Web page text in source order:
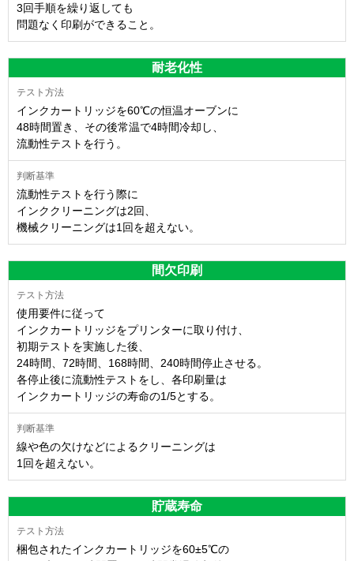
3回手順を繰り返しても
問題なく印刷ができること。
耐老化性
インクカートリッジを60℃の恒温オーブンに
48時間置き、その後常温で4時間冷却し、
流動性テストを行う。
流動性テストを行う際に
インククリーニングは2回、
機械クリーニングは1回を超えない。
間欠印刷
使用要件に従って
インクカートリッジをプリンターに取り付け、
初期テストを実施した後、
24時間、72時間、168時間、240時間停止させる。
各停止後に流動性テストをし、各印刷量は
インクカートリッジの寿命の1/5とする。
線や色の欠けなどによるクリーニングは
1回を超えない。
貯蔵寿命
梱包されたインクカートリッジを60±5℃の